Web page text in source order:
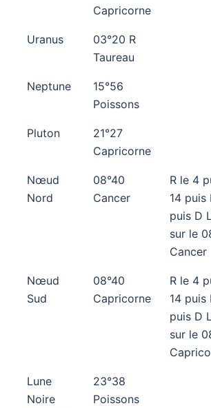
Capricorne
Uranus
03°20 R
Taureau
Neptune
15°56
Poissons
Pluton
21°27
Capricorne
Nœud
Nord
08°40
Cancer
R le 4
14 puis
puis D
sur le
Cancer
Nœud
Sud
08°40
Capricorne
R le 4
14 puis
puis D
sur le
Lune
Noire
23°38
Poissons